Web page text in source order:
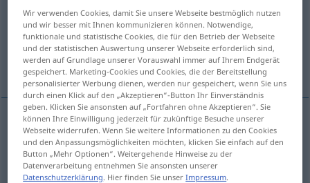
Übersicht aller Übersetzungen
(Für mehr Details die Übersetzung anklicken/antippen)
erleichtern, fördern
Beispiele
aiutareqn
jemandemhelfen
Wir verwenden Cookies, damit Sie unsere Webseite bestmöglich nutzen
und wir besser mit Ihnen kommunizieren können. Notwendige,
funktionale und statistische Cookies, die für den Betrieb der Webseite
und der statistischen Auswertung unserer Webseite erforderlich sind,
werden auf Grundlage unserer Vorauswahl immer auf Ihrem Endgerät
gespeichert. Marketing-Cookies und Cookies, die der Bereitstellung
personalisierter Werbung dienen, werden nur gespeichert, wenn Sie uns
durch einen Klick auf den „Akzeptieren“-Button Ihr Einverständnis
geben. Klicken Sie ansonsten auf „Fortfahren ohne Akzeptieren“. Sie
können Ihre Einwilligung jederzeit für zukünftige Besuche unserer
Webseite widerrufen. Wenn Sie weitere Informationen zu den Cookies
und den Anpassungsmöglichkeiten möchten, klicken Sie einfach auf den
Button „Mehr Optionen“. Weitergehende Hinweise zu der
Datenverarbeitung entnehmen Sie ansonsten unserer
Datenschutzerklärung. Hier finden Sie unserImpressum.